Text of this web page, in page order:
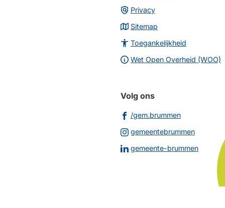
Privacy
Sitemap
Toegankelijkheid
Wet Open Overheid (WOO)
Volg ons
/gem.brummen(Verwijst
externe
gemeentebrummen
externe
gemeente-brummen